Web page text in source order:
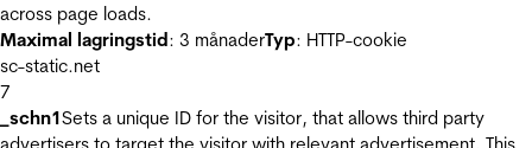
across page loads.
Maximal lagringstid: 3 månaderTyp: HTTP-cookie
sc-static.net
7
_schn1Sets a unique ID for the visitor, that allows third party